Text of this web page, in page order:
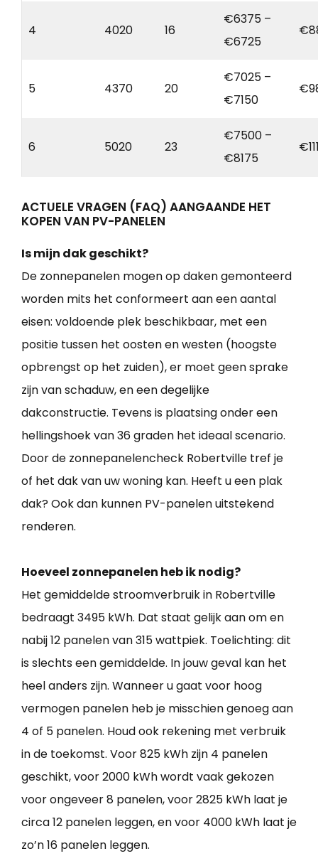
4 4020 16
€6375 –
€6725
5 4370 20
€7025 –
€7150
6 5020 23
€7500 –
€8175
ACTUELE VRAGEN (FAQ) AANGAANDE HET
KOPEN VAN PV-PANELEN
Is mijn dak geschikt?
De zonnepanelen mogen op daken gemonteerd
worden mits het conformeert aan een aantal
eisen: voldoende plek beschikbaar, met een
positie tussen het oosten en westen (hoogste
opbrengst op het zuiden), er moet geen sprake
zijn van schaduw, en een degelijke
dakconstructie. Tevens is plaatsing onder een
hellingshoek van 36 graden het ideaal scenario.
Door de zonnepanelencheck Robertville tref je
of het dak van uw woning kan. Heeft u een plak
dak? Ook dan kunnen PV-panelen uitstekend
renderen.
Hoeveel zonnepanelen heb ik nodig?
Het gemiddelde stroomverbruik in Robertville
bedraagt 3495 kWh. Dat staat gelijk aan om en
nabij 12 panelen van 315 wattpiek. Toelichting: dit
is slechts een gemiddelde. In jouw geval kan het
heel anders zijn. Wanneer u gaat voor hoog
vermogen panelen heb je misschien genoeg aan
4 of 5 panelen. Houd ook rekening met verbruik
in de toekomst. Voor 825 kWh zijn 4 panelen
geschikt, voor 2000 kWh wordt vaak gekozen
voor ongeveer 8 panelen, voor 2825 kWh laat je
circa 12 panelen leggen, en voor 4000 kWh laat je
zo’n 16 panelen leggen.